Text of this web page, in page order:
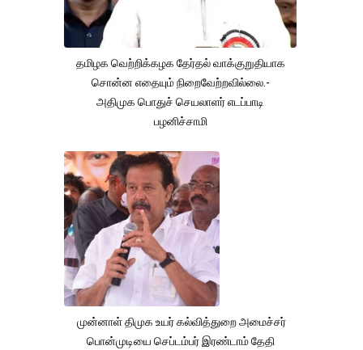
தமிழக வெற்றிக்கழக தேர்தல் வாக்குறுதியாக
சொன்ன எதையும் நிறைவேற்றவில்லை.-
அதிமுக பொதுச் செயலாளர் எடப்பாடி
பழனிச்சாமி
முன்னாள் திமுக உயர் கல்வித்துறை அமைச்சர்
பொன்முடியை செப்டம்பர் இரண்டாம் தேதி